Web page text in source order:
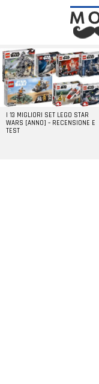
LATEST
STORIES
I 13 MIGLIORI SET LEGO STAR
WARS [ANNO] – RECENSIONE E
TEST